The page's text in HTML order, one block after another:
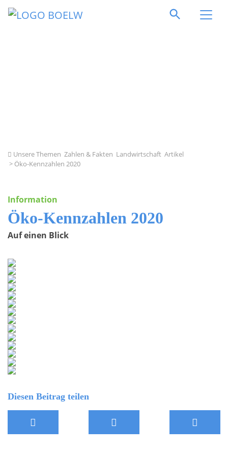
Unsere Themen Zahlen & Fakten Landwirtschaft Artikel
> Öko-Kennzahlen 2020
Information
Öko-Kennzahlen 2020
Auf einen Blick
Diesen Beitrag teilen